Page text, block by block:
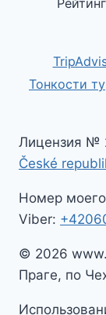
Тонкости
Лицензия №
České
Номер
Viber:
© 2026
Праге, по